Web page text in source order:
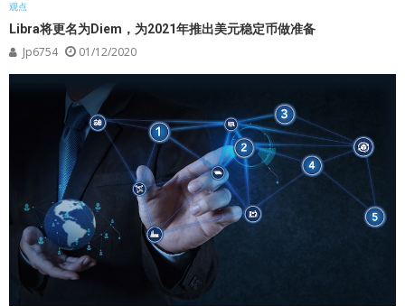
观点
Libra将更名为Diem，为2021年推出美元稳定币做准备
Jp6754 01/12/2020